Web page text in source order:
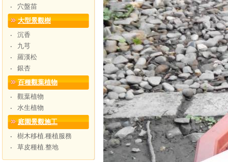
‧
穴盤苗
大型景觀樹
‧
沉香
‧
九芎
‧
羅漢松
‧
銀杏
百種觀葉植物
‧
觀葉植物
‧
水生植物
庭園景觀施工
‧
樹木移植.種植服務
‧
草皮種植.整地